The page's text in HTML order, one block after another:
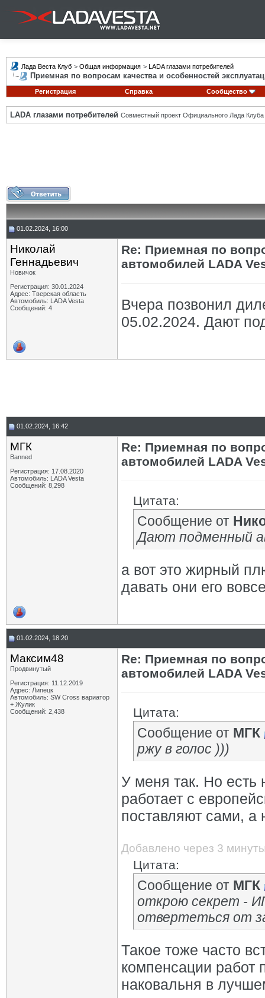
Лада Веста Клуб > Общая информация > LADA глазами потребителей
Приемная по вопросам качества и особенностей
Регистрация Справка Сообщество
LADA глазами потребителей Совместный проект Официального Лада
01.02.2024, 16:00
Николай
Геннадьевич
Новичок
Регистрация: 30.01.2024
Адрес: Тверская область
Автомобиль: LADA Vesta
Сообщений: 4
Re: Приемная по
автомобилей LADA
Вчера позвонил
05.02.2024. Дают
01.02.2024, 16:42
МГК
Banned
Регистрация: 17.08.2020
Автомобиль: LADA Vesta
Сообщений: 8,298
Re: Приемная по
автомобилей LADA
Цитата:
Сообщение от
Дают подменный
а вот это жирный
давать они его
01.02.2024, 18:20
Максим48
Продвинутый
Регистрация: 11.12.2019
Адрес: Липецк
Автомобиль: SW Cross вариатор
+ Жулик
Сообщений: 2,438
Re: Приемная по
автомобилей LADA
Цитата:
Сообщение от МГК
ржу в голос )))
У меня так. Но есть
работает с
поставляют сами, а
Добавлено через 3
Цитата:
Сообщение от МГК
открою секрет -
отвертеться от
Такое тоже часто
компенсации работ
наковальня в